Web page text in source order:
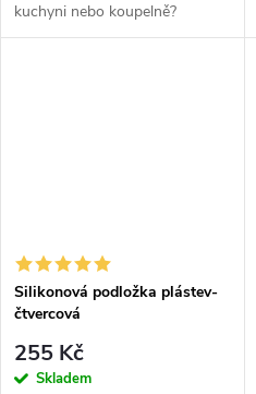
kuchyni nebo koupelně?
Silikonový dávkovač tekutin
Silikonová podložka plástev-
čtvercová
255 Kč
Skladem